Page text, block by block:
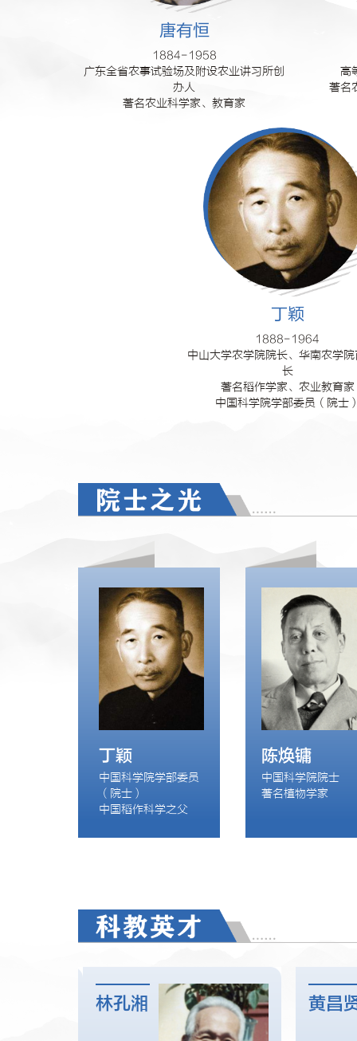
唐有恒
1884-1958
广东全省农事试验场及附设农业讲习所创
办人
著名农业科学家、教育家
高
著名
丁颖
1888-1964
中山大学农学院院长、华南农学
长
著名稻作学家、农业教育家
中国科学院学部委员（院士
丁颖
中国科学院学部委员
（院士）
中国稻作科学之父
陈焕镛
中国科学院院士
著名植物学家
林孔湘 黄昌贤